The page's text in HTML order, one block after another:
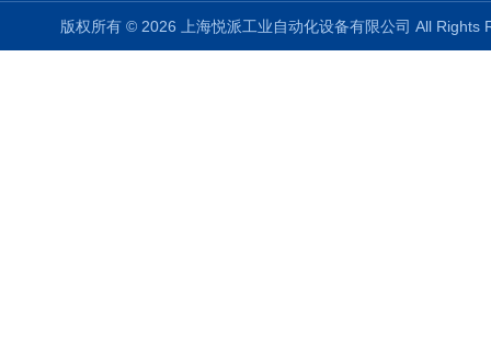
版权所有 © 2026 上海悦派工业自动化设备有限公司 All